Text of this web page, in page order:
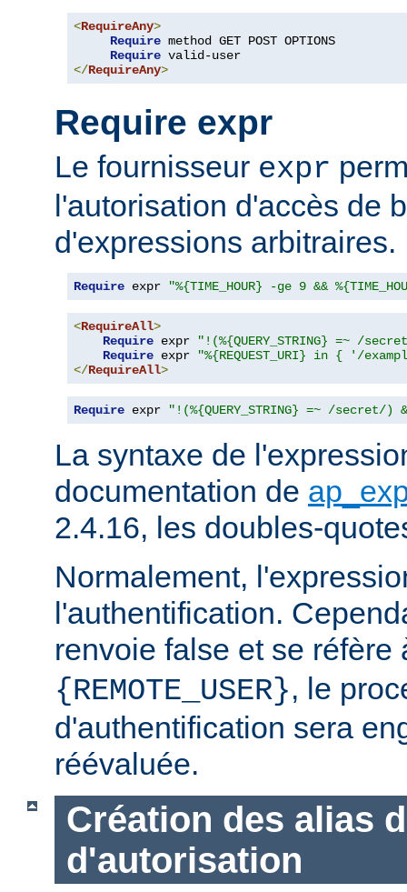
<RequireAny>
Require method GET POST OPTIONS
Require
</RequireAny>
Require expr
Le fournisseur expr
l'autorisation d'accès de
d'expressions arbitraires.
Require expr "%{TIME_HOUR} -ge 9 &&
<RequireAll>
Require expr
"!(%{QUERY_STRING} =~ /
Require expr
"%{REQUEST_URI} in { '/
</RequireAll>
Require expr "!(%{QUERY_STRING} =~ /
La syntaxe de
documentation de
2.4.16, les doubles-
Normalement,
l'authentification.
renvoie false et se
{REMOTE_USER}, le
d'authentification sera
réévaluée.
Création des alias
d'autorisation